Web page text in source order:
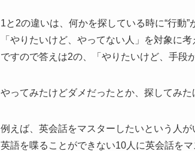
1と2の違いは、何かを探している時に“行動”
「やりたいけど、やってない人」を対象に
ですので答えは2の、「やりたいけど、手段
やってみたけどダメだったとか、探してみ
例えば、英会話をマスターしたいという人が
英語を喋ることができない10人に英会話を